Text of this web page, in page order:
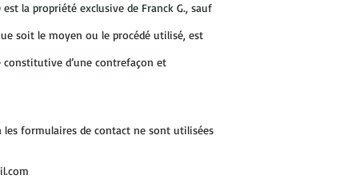
la propriété exclusive de Franck G., sauf
soit le moyen ou le procédé utilisé, est
d’une contrefaçon et
les formulaires de contact ne sont utilisées